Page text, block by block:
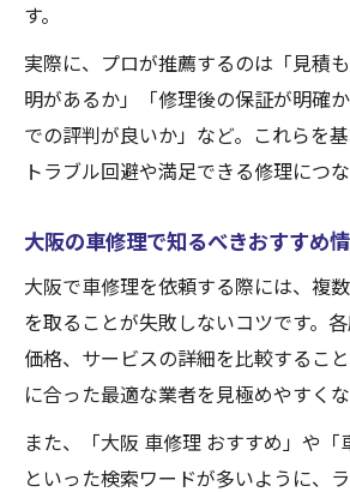
す。
実際に、プロが推薦するのは「見積
明があるか」「修理後の保証が明確
での評判が良いか」など。これらを基
トラブル回避や満足できる修理につな
大阪の車修理で知るべきおすすめ
大阪で車修理を依頼する際には、複
を取ることが失敗しないコツです。
価格、サービスの詳細を比較するこ
に合った最適な業者を見極めやすくな
また、「大阪 車修理 おすすめ」や「
といった検索ワードが多いように、